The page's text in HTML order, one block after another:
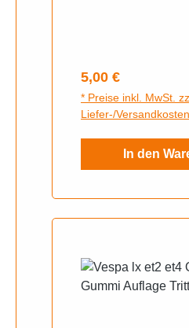
Regulärer Preis:
5,00 €
* Preise inkl. MwSt.
Liefer-/Versandkosten
In den